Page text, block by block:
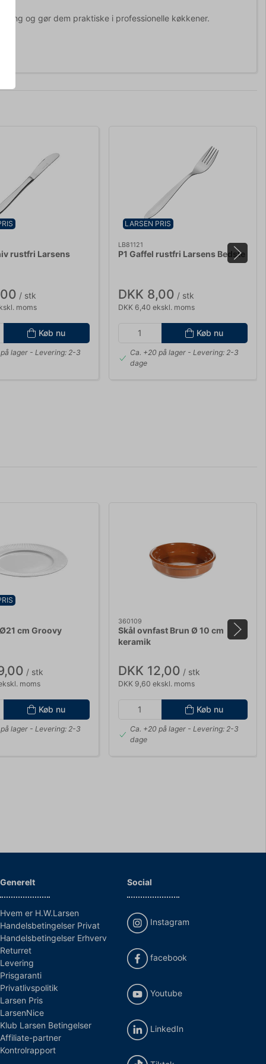
og gør dem praktiske i professionelle køkkener.
rustfri Larsens
/ stk
moms
Køb nu
lager- Levering: 2-3
LARSEN PRIS
LB81121
P1 Gaffel rustfri Larsens Bedste
DKK 8,00 / stk
DKK 6,40 ekskl. moms
Køb nu
Ca. +20 på lager- Levering: 2-3
dage
cm Groovy
/ stk
moms
Køb nu
lager- Levering: 2-3
360109
Skål ovnfast Brun Ø 10 cm
keramik
DKK 12,00 / stk
DKK 9,60 ekskl. moms
Køb nu
Ca. +20 på lager- Levering: 2-3
dage
Generelt
Hvem er H.W.Larsen
Handelsbetingelser Privat
Handelsbetingelser Erhverv
Returret
Levering
Prisgaranti
Privatlivspolitik
Larsen Pris
LarsenNice
Klub Larsen Betingelser
Affiliate-partner
Kontrolrapport
Social
Instagram
facebook
Youtube
LinkedIn